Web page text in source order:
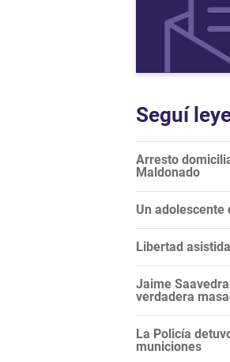
Seguí
Arresto
Maldonado
Un adolescente
Libertad
Jaime
verdadera
La Policía
municiones